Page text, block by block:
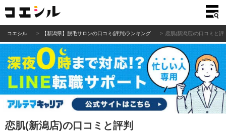
コエシル 【新潟県】脱毛サロンの口コミ(評判)ランキング 恋肌(新潟店)の口コミと評
恋肌(新潟店)の口コミと評判